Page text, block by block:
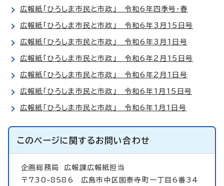
広報紙「ひろしま市民と市政」 令和6年四季号・春
広報紙「ひろしま市民と市政」 令和6年3月15日号
広報紙「ひろしま市民と市政」 令和6年3月1日号
広報紙「ひろしま市民と市政」 令和6年2月15日号
広報紙「ひろしま市民と市政」 令和6年2月1日号
広報紙「ひろしま市民と市政」 令和6年1月15日号
広報紙「ひろしま市民と市政」 令和6年1月1日号
このページに関するお問い合わせ
企画総務局 広報課広報紙担当
〒730-8586 広島市中区国泰寺町一丁目6番34